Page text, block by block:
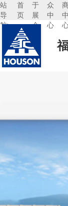
站
导
航:
首
页
于
展
会
众
中
心
中